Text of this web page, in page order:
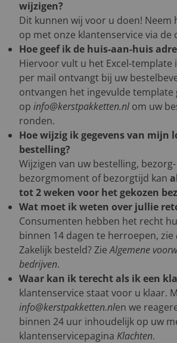
wijzigen?
Dit kunnen wij voor u doen!
op met onze klantenservice via de
Hoe geef ik de huis-aan-huis
Hiervoor vult u het Excel-template
per mail ontvangt bij uw
ontvangen het ingevulde
op info@kerstpakketten.nlom uw
ronden.
Hoe wijzig ik gegevens van mijn
bestelling?
Wijzigen van uw bestelling,
bezorgmoment of bezorgtijd kan
tot 2 weken voor het gekozen
Wat moet ik weten over jullie
Consumenten hebben het recht
binnen 14 dagen te herroepen, zie
Zakelijk besteld? ZieAlgemene
bedrijven.
Waar kan ik terecht als ik een
klantenservice staat voor u klaar.
info@kerstpakketten.nlen we
binnen 24 uur inhoudelijk op uw
klantenservicepagina Klachten.